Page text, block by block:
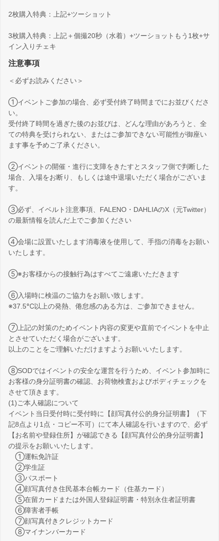
2枚購入特典：上記+ツーショット
3枚購入特典：上記＋個撮20秒（水着）+ツーショットもう1枚+サ
イン入りチェキ
注意事項
＜必ずお読みください＞
①イベントご参加の場合、必ず受付終了時間までにお並びくださ
い。
受付終了時間を過ぎた後のお並びは、どんな理由があろうと、全
ての特典を受けられない、またはご参加できない可能性が御座い
ます事を予めご了承ください。
②イベントの開催・進行に支障をきたすとスタッフ側で判断した
場合、入場をお断り、もしくは途中退場いただく場合がございま
す。
③必ず、イベルト注意事項、FALENO・DAHLIAのX（元Twitter）
の最新情報を読んだ上でご参加ください
④会場に設置いたします消毒液を使用して、手指の消毒をお願い
いたします。
⑤※お客様からの接触行為はすべてご遠慮いただきます
⑥入場時に検温のご協力をお願い致します。
※37.5℃以上の発熱、倦怠感のある方は、ご参加できません。
⑦上記の対策のためイベント内容の変更や直前でイベントを中止
とさせていただく場合がございます。
以上のことをご理解いただけますようお願いいたします。
⑧SODではイベントの安全な運営を行うため、イベント参加時に
お客様の身分証明書の確認、お荷物検査およびボディチェックを
させて頂きます。
(1)ご本人確認について
イベント当日受付時に受付時に【顔写真付公的身分証明書】（下
記8点より1点・コピー不可）にて本人確認を行いますので、必ず
【お名前や登録住所】が確認できる【顔写真付公的身分証明書】
の提示をお願いいたします。
①運転免許証
②学生証
③パスポート
④顔写真付き住民基本台帳カード（住基カード）
⑤在留カードまたは外国人登録証明書・特別永住者証明書
⑥障害者手帳
⑦顔写真付きクレジットカード
⑧マイナンバーカード